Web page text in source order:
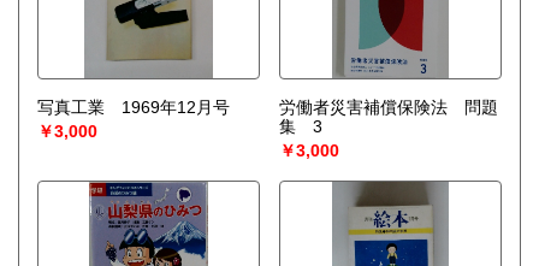
写真工業 1969年12月号
￥3,000
労働者災害補償保険法 問題
集 3
￥3,000